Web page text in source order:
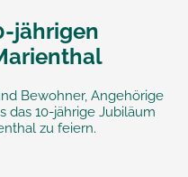
jährigen
Bewohner, Angehörige
das 10-jährige Jubiläum
zu feiern.